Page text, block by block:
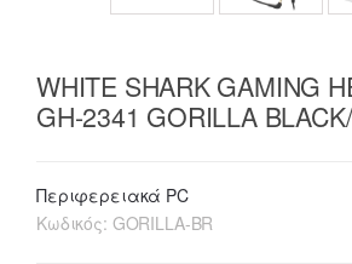
WHITE SHARK GAMING
GH-2341 GORILLA
Περιφερειακά PC
Κωδικός: GORILLA-BR